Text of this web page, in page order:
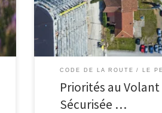
CODE DE LA ROUTE LE
Priorités au
Sécurisée …